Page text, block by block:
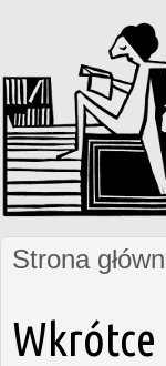
Jesteś tutaj
Strona
Wkrótce